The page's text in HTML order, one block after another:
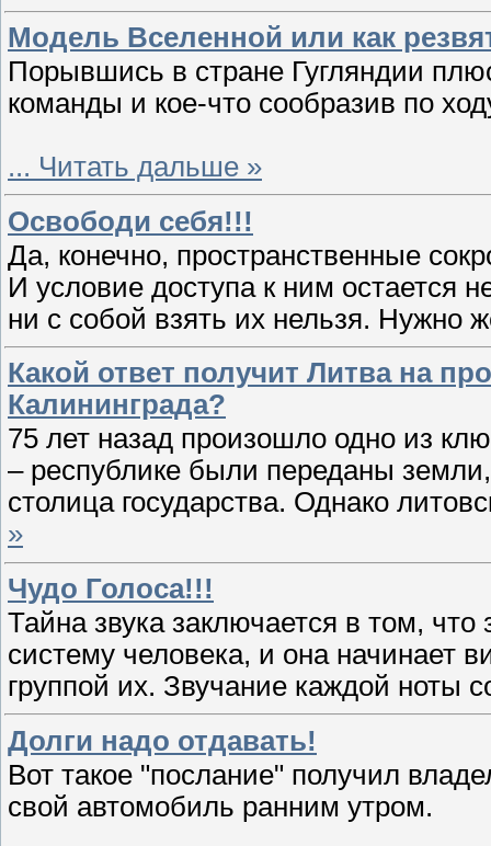
Модель Вселенной или как
Порывшись в стране Гугляндии
команды и кое-что сообразив по
... Читать дальше »
Освободи себя!!!
Да, конечно, пространственные
И условие доступа к ним остается
ни с собой взять их нельзя. Нужно
Какой ответ получит Литва на
Калининграда?
75 лет назад произошло одно из
– республике были переданы
столица государства. Однако
»
Чудо Голоса!!!
Тайна звука заключается в том,
систему человека, и она начинает
группой их. Звучание каждой ноты
Долги надо отдавать!
Вот такое "послание" получил
свой автомобиль ранним утром.